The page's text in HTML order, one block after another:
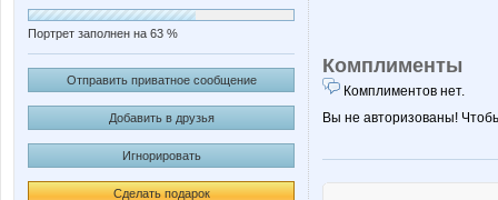
Портрет заполнен на 63 %
Отправить приватное сообщение
Добавить в друзья
Игнорировать
Сделать подарок
Комплименты
Комплиментов нет.
Вы не авторизованы!